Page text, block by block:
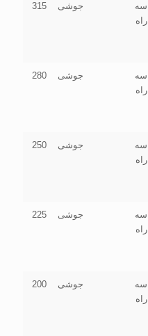
سه
راه
جوشی 315
سه
راه
جوشی 280
سه
راه
جوشی 250
سه
راه
جوشی 225
سه
راه
جوشی 200